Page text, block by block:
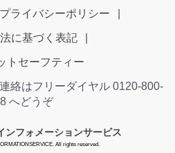
プライバシーポリシー
に基づく表記
トセーフティー
絡はフリーダイヤル 0120-800-
へどうぞ
ンフォメーションサービス
All rights reserved.